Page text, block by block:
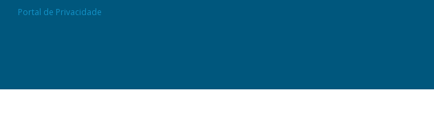
Portal de Privacidade